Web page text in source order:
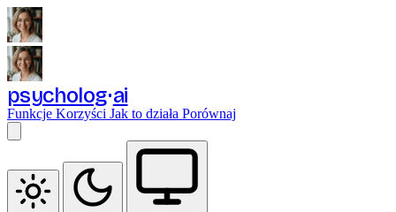
psycholog ai
Funkcje Korzyści Jak to działa Porównaj